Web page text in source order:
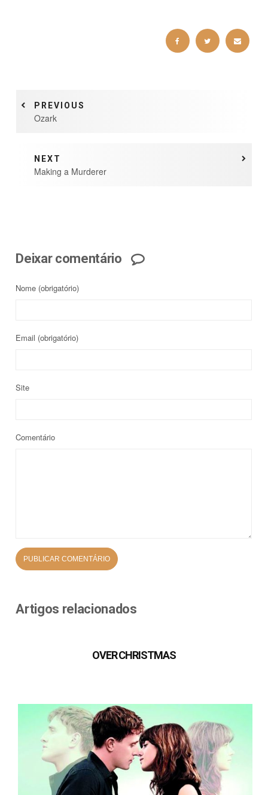
PREVIOUS
Ozark
NEXT
Making a Murderer
Deixar comentário
Nome (obrigatório)
Email (obrigatório)
Site
Comentário
Artigos relacionados
OVER CHRISTMAS